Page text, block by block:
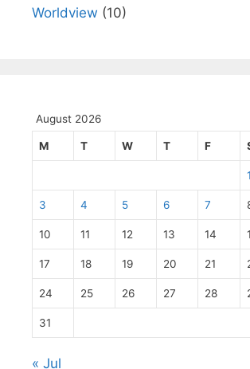
Worldview (10)
August 2026
M T W T F
1
3 4 5 6 7
10 11 12 13 14
17 18 19 20 21
24 25 26 27 28
31
« Jul